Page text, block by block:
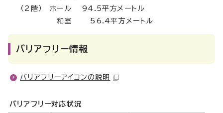
（2階） ホール 94.5平方メートル
和室 56.4平方メートル
バリアフリー情報
バリアフリーアイコンの説明
バリアフリー対応状況